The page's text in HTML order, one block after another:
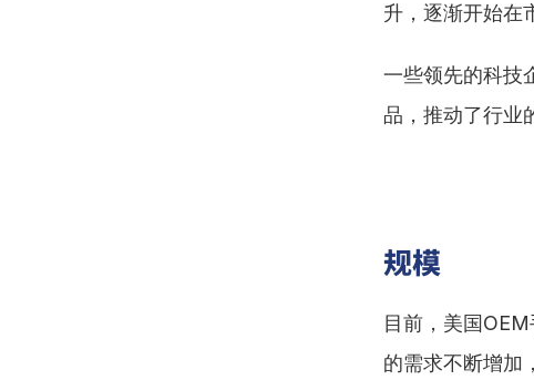
升，逐渐开始在
一些领先的科技
品，推动了行业
规模
目前，美国
的需求不断增加